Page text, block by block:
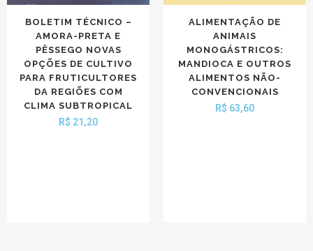
BOLETIM TÉCNICO –
AMORA-PRETA E
PÊSSEGO NOVAS
OPÇÕES DE CULTIVO
PARA FRUTICULTORES
DA REGIÕES COM
CLIMA SUBTROPICAL
R$ 21,20
ALIMENTAÇÃO DE
ANIMAIS
MONOGÁSTRICOS:
MANDIOCA E OUTROS
ALIMENTOS NÃO-
CONVENCIONAIS
R$ 63,60